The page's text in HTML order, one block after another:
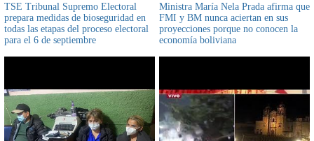
TSE Tribunal Supremo Electoral
prepara medidas de bioseguridad en
todas las etapas del proceso electoral
para el 6 de septiembre
Ministra María Nela Prada afirma que
FMI y BM nunca aciertan en sus
proyecciones porque no conocen la
economía boliviana